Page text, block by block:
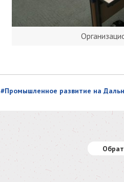
#Промышленное развитие на